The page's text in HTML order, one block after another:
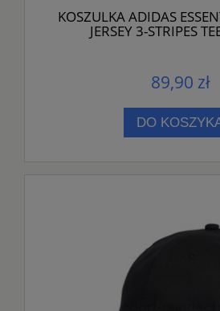
KOSZULKA ADIDAS
JERSEY 3-STRIPES
89,90 zł
DO